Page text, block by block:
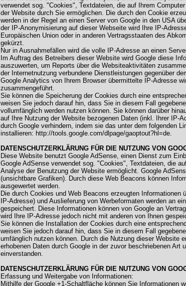
verwendet sog. "Cookies", Textdateien, die auf Ihrem
der Website durch Sie ermöglichen. Die durch den Cookie
werden in der Regel an einen Server von Google in den USA
der IP-Anonymisierung auf dieser Webseite wird Ihre IP-
Europäischen Union oder in anderen Vertragsstaaten des
gekürzt.
Nur in Ausnahmefällen wird die volle IP-Adresse an einen
Im Auftrag des Betreibers dieser Website wird Google diese
auszuwerten, um Reports über die Websiteaktivitäten
der Internetnutzung verbundene Dienstleistungen gegenüber
Google Analytics von Ihrem Browser übermittelte IP-Adresse
zusammengeführt.
Sie können die Speicherung der Cookies durch eine
weisen Sie jedoch darauf hin, dass Sie in diesem Fall
vollumfänglich werden nutzen können. Sie können darüber
auf Ihre Nutzung der Website bezogenen Daten (inkl. Ihrer IP-
durch Google verhindern, indem sie das unter dem folgenden
installieren: http://tools.google.com/dlpage/gaoptout?hl=de.
DATENSCHUTZERKLÄRUNG FÜR DIE NUTZUNG VON
Diese Website benutzt Google AdSense, einen Dienst zum
Google AdSense verwendet sog. "Cookies", Textdateien, die
Analyse der Benutzung der Website ermöglicht. Google
(unsichtbare Grafiken). Durch diese Web Beacons können
ausgewertet werden.
Die durch Cookies und Web Beacons erzeugten
IP-Adresse) und Auslieferung von Werbeformaten werden an
gespeichert. Diese Informationen können von Google an
wird Ihre IP-Adresse jedoch nicht mit anderen von Ihnen
Sie können die Installation der Cookies durch eine
weisen Sie jedoch darauf hin, dass Sie in diesem Fall
umfänglich nutzen können. Durch die Nutzung dieser Website
erhobenen Daten durch Google in der zuvor beschriebenen
einverstanden.
DATENSCHUTZERKLÄRUNG FÜR DIE NUTZUNG VON
Erfassung und Weitergabe von Informationen:
Mithilfe der Google +1-Schaltfläche können Sie Informationen